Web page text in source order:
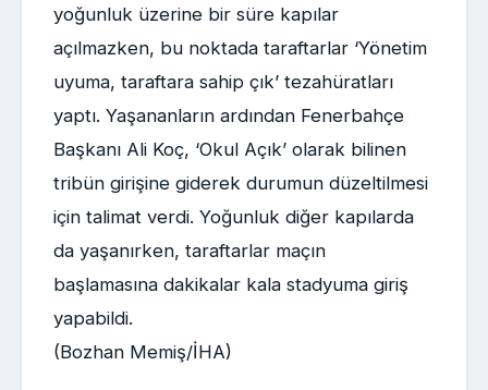
yoğunluk üzerine bir süre kapılar
açılmazken, bu noktada taraftarlar ‘Yönetim
uyuma, taraftara sahip çık’ tezahüratları
yaptı. Yaşananların ardından Fenerbahçe
Başkanı Ali Koç, ‘Okul Açık’ olarak bilinen
tribün girişine giderek durumun düzeltilmesi
için talimat verdi. Yoğunluk diğer kapılarda
da yaşanırken, taraftarlar maçın
başlamasına dakikalar kala stadyuma giriş
yapabildi.
(Bozhan Memiş/İHA)